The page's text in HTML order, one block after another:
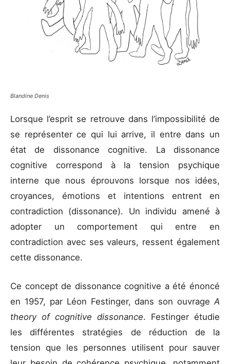
Blandine Denis
Lorsque l’esprit se retrouve dans l’impossibilité de
se représenter ce qui lui arrive, il entre dans un
état de dissonance cognitive. La dissonance
cognitive correspond à la tension psychique
interne que nous éprouvons lorsque nos idées,
croyances, émotions et intentions entrent en
contradiction (dissonance). Un individu amené à
adopter un comportement qui entre en
contradiction avec ses valeurs, ressent également
cette dissonance.
Ce concept de dissonance cognitive a été énoncé
en 1957, par Léon Festinger, dans son ouvrage A
theory of cognitive dissonance. Festinger étudie
les différentes stratégies de réduction de la
tension que les personnes utilisent pour sauver